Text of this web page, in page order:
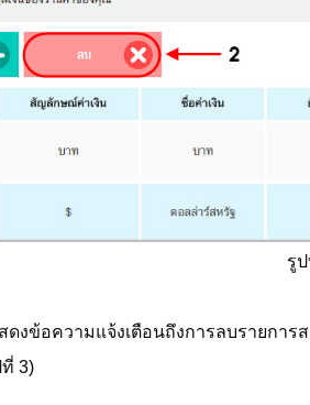
รู
ข้อความแจ้งเตือนถึงการลบรายการ
3)